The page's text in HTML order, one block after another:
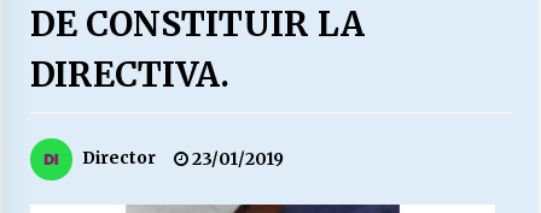
“ORGULLOSOS DE SER DC” SALUDA EL
27/07/2026
LABORAL:
DE CONSTITUIR LA
DIRECTIVA.
Director 23/01/2019